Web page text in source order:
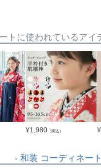
トに使われているアイ
¥1,980 （税込） ¥
- 和装 コーディネー